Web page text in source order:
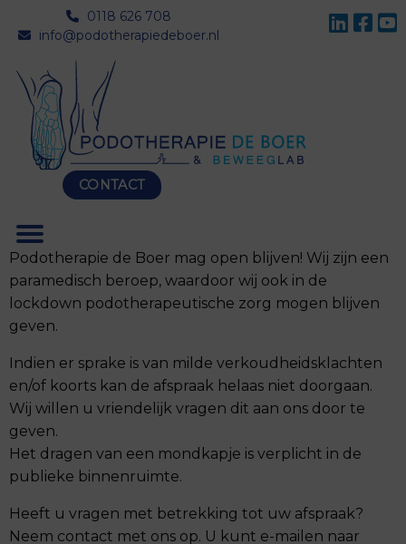
0118 626 708
info@podotherapiedeboer.nl
CONTACT
Podotherapie de Boer mag open blijven! Wij zijn een
paramedisch beroep, waardoor wij ook in de
lockdown podotherapeutische zorg mogen blijven
geven.
Indien er sprake is van milde verkoudheidsklachten
en/of koorts kan de afspraak helaas niet doorgaan.
Wij willen u vriendelijk vragen dit aan ons door te
geven.
Het dragen van een mondkapje is verplicht in de
publieke binnenruimte.
Heeft u vragen met betrekking tot uw afspraak?
Neem contact met ons op. U kunt e-mailen naar